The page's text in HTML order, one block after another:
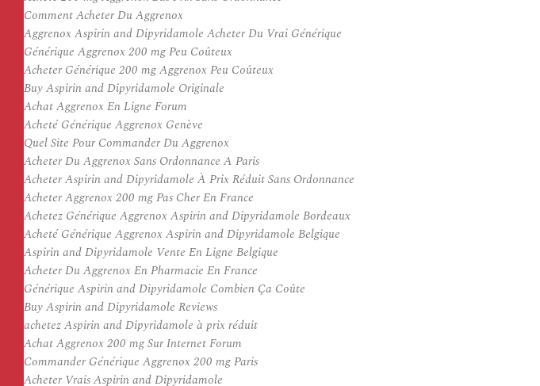
Comment Acheter Du Aggrenox
Aggrenox Aspirin and Dipyridamole Acheter Du Vrai Générique
Générique Aggrenox 200 mg Peu Coûteux
Acheter Générique 200 mg Aggrenox Peu Coûteux
Buy Aspirin and Dipyridamole Originale
Achat Aggrenox En Ligne Forum
Acheté Générique Aggrenox Genève
Quel Site Pour Commander Du Aggrenox
Acheter Du Aggrenox Sans Ordonnance A Paris
Acheter Aspirin and Dipyridamole À Prix Réduit Sans Ordonnance
Acheter Aggrenox 200 mg Pas Cher En France
Achetez Générique Aggrenox Aspirin and Dipyridamole Bordeaux
Acheté Générique Aggrenox Aspirin and Dipyridamole Belgique
Aspirin and Dipyridamole Vente En Ligne Belgique
Acheter Du Aggrenox En Pharmacie En France
Générique Aspirin and Dipyridamole Combien Ça Coûte
Buy Aspirin and Dipyridamole Reviews
achetez Aspirin and Dipyridamole à prix réduit
Achat Aggrenox 200 mg Sur Internet Forum
Commander Générique Aggrenox 200 mg Paris
Acheter Vrais Aspirin and Dipyridamole